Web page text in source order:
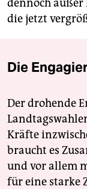
dennoch
die jetzt
Die
Der drohende
Kräfte
braucht es
und vor allem
für eine starke